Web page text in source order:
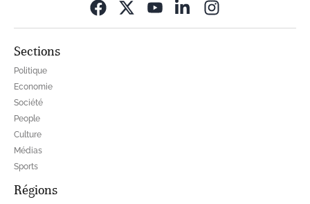
Sections
Politique
Economie
Société
People
Culture
Médias
Sports
Régions